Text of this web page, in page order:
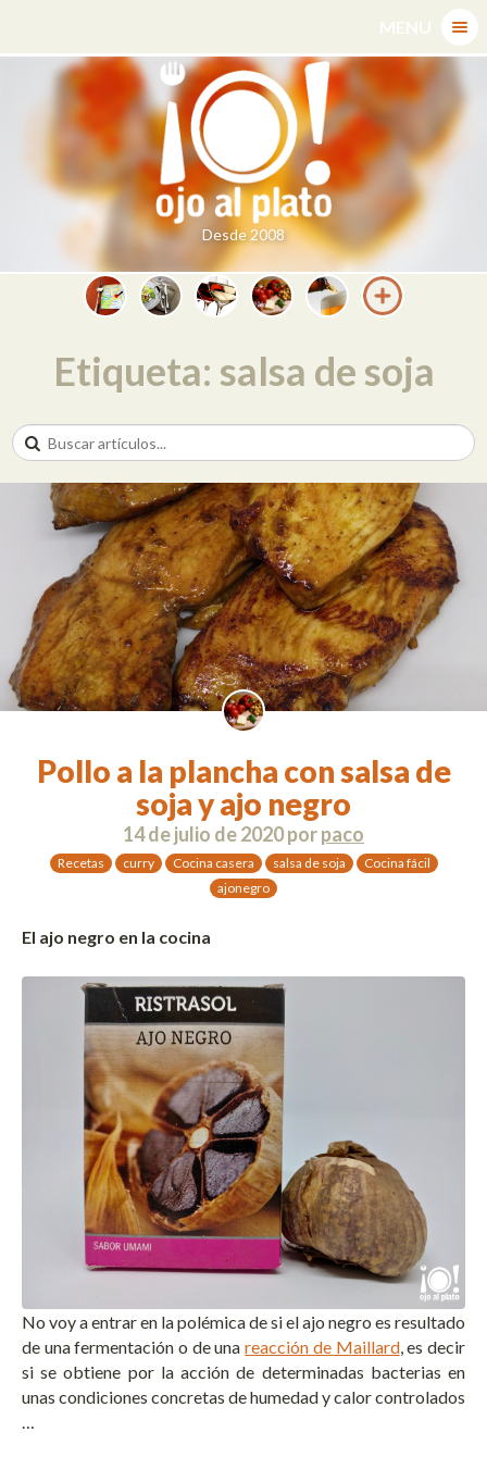
content
MENU
Desde 2008
Etiqueta: salsa de soja
Pollo a la plancha con salsa de
soja y ajo negro
14 de julio de 2020porpaco
Recetas curry Cocina casera salsa de soja
Cocina fácil
ajonegro
El ajo negro en la cocina
No voy a entrar en la polémica de si el ajo negro es resultado
de una fermentación o de unareacción de Maillard, es decir
si se obtiene por la acción de determinadas bacterias en
unas condiciones concretas de humedad y calor controlados
…